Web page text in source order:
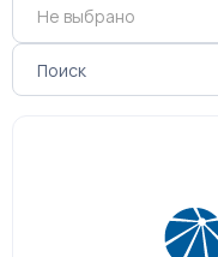
Не выбрано